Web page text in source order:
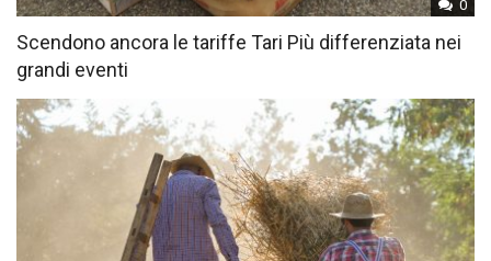
0
Scendono ancora le tariffe Tari Più differenziata nei
grandi eventi